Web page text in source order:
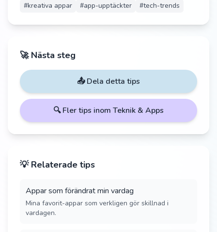
#kreativa appar #app-upptäckter #tech-trends
🚀 Nästa steg
📤 Dela detta tips
🔍 Fler tips inom Teknik & Apps
💡 Relaterade tips
Appar som förändrat min vardag
Mina favorit-appar som verkligen gör skillnad i
vardagen.